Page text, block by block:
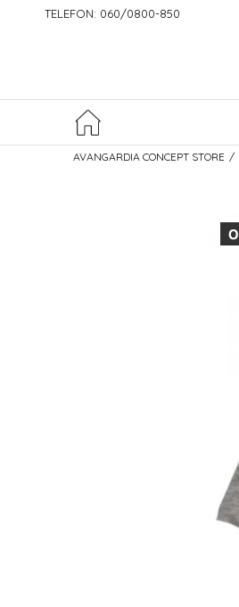
TELEFON: 060/0800-850
AVANGARDIA CONCEPT STORE